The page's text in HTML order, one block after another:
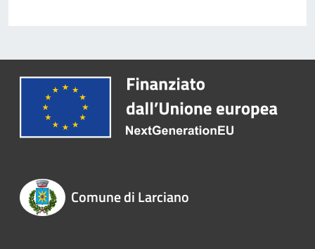
Comune di Larciano